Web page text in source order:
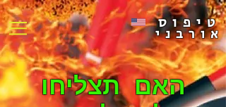
טיפוס
אורבני
האם תצליחו